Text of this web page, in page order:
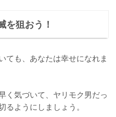
を狙おう！
ても、あなたは幸せになれま
く気づいて、ヤリモク男だっ
ようにしましょう。